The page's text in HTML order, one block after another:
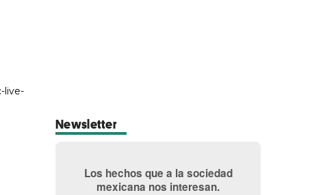
Newsletter
Los hechos que a la sociedad
mexicana nos interesan.